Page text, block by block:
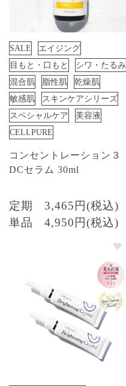
SALE
エイジング
目もと・口もと
シワ・たるみ
混合肌
脂性肌
乾燥肌
敏感肌
スキンケアシリーズ
スペシャルケア
美容液
CELLPURE
コンセントレーション３
DCセラム 30ml
定期
3,465円(税込)
単品
4,950円(税込)